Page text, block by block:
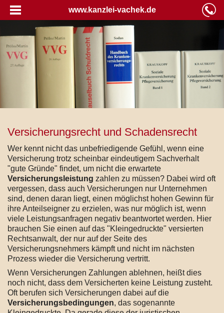
www.kanzlei-vachek.de
Versicherungsrecht und Schadensrecht
Wer kennt nicht das unbefriedigende Gefühl, wenn eine
Versicherung trotz scheinbar eindeutigem Sachverhalt
"gute Gründe" findet, um nicht die erwartete
Versicherungsleistung zahlen zu müssen? Dabei wird oft
vergessen, dass auch Versicherungen nur Unternehmen
sind, denen daran liegt, einen möglichst hohen Gewinn für
ihre Anteilseigner zu erzielen, was nur möglich ist, wenn
viele Leistungsanfragen negativ beantwortet werden. Hier
brauchen Sie einen auf das "Kleingedruckte" versierten
Rechtsanwalt, der nur auf der Seite des
Versicherungsnehmers kämpft und nicht im nächsten
Prozess wieder die Versicherung vertritt.
Wenn Versicherungen Zahlungen ablehnen, heißt dies
noch nicht, dass dem Versicherten keine Leistung zusteht.
Oft berufen sich Versicherungen dabei auf die
Versicherungsbedingungen, das sogenannte